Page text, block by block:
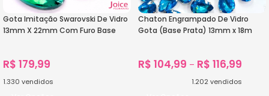
Gota Imitação Swarovski De Vidro
13mm X 22mm Com Furo Base
R$ 179,99
1.330 vendidos
Chaton Engrampado De Vidro
Gota (Base Prata) 13mm x 18m
R$ 104,99 – R$ 116,99
1.202 vendidos